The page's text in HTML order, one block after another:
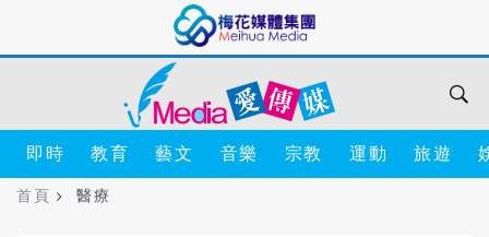
即時 教育 藝文 音樂 宗教 運動 旅遊
首頁 醫療